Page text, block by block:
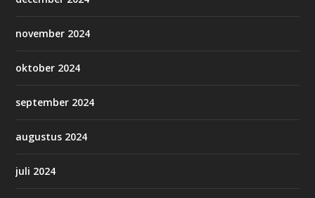
november 2024
oktober 2024
september 2024
augustus 2024
juli 2024